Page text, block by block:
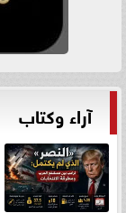
آراء وكتاب